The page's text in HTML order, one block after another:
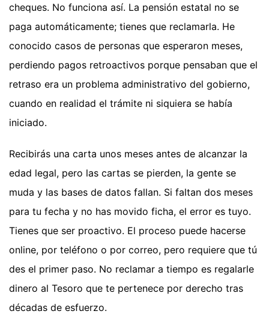
cheques. No funciona así. La pensión estatal no se
paga automáticamente; tienes que reclamarla. He
conocido casos de personas que esperaron meses,
perdiendo pagos retroactivos porque pensaban que el
retraso era un problema administrativo del gobierno,
cuando en realidad el trámite ni siquiera se había
iniciado.
Recibirás una carta unos meses antes de alcanzar la
edad legal, pero las cartas se pierden, la gente se
muda y las bases de datos fallan. Si faltan dos meses
para tu fecha y no has movido ficha, el error es tuyo.
Tienes que ser proactivo. El proceso puede hacerse
online, por teléfono o por correo, pero requiere que tú
des el primer paso. No reclamar a tiempo es regalarle
dinero al Tesoro que te pertenece por derecho tras
décadas de esfuerzo.